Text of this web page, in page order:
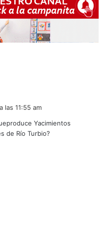
las 11:55 am
Yacimientos
de Río Turbio?